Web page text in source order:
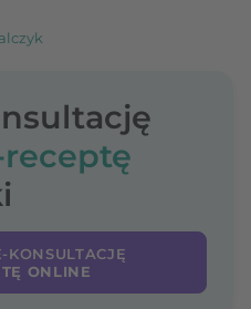
KONSULTACJĘ
ONLINE